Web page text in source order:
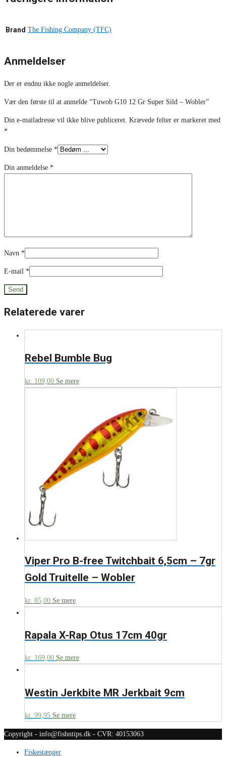
Brand The Fishing Company (TFC)
Anmeldelser
Der er endnu ikke nogle anmeldelser.
Vær den første til at anmelde “Tuwob G10 12 Gr Super Sild – Wobler”
Din e-mailadresse vil ikke blive publiceret. Krævede felter er markeret med
*
Din bedømmelse *
Din anmeldelse *
Navn *
E-mail *
Relaterede varer
Rebel Bumble Bug
kr. 109,00 Se mere
Viper Pro B-free Twitchbait 6,5cm – 7gr
Gold Truitelle – Wobler
kr. 85,00 Se mere
Rapala X-Rap Otus 17cm 40gr
kr. 169,00 Se mere
Westin Jerkbite MR Jerkbait 9cm
kr. 99,95 Se mere
Copyright - info@fishntips.dk - CVR: 40153063
Fiskestænger